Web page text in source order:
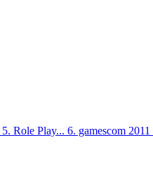
5. Role Play... 6. gamescom 2011